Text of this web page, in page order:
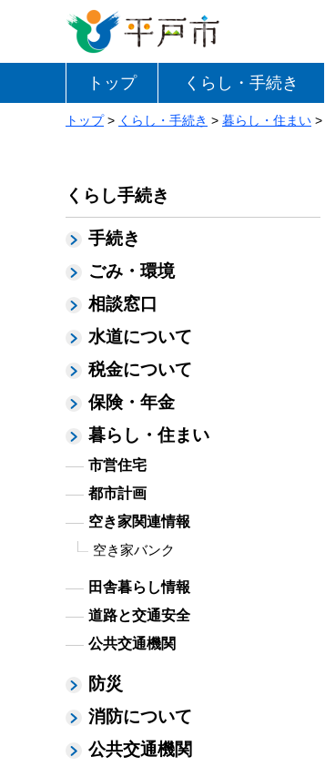
トップ くらし・手続き
トップ> くらし・手続き > 暮らし・住まい >
くらし手続き
手続き
ごみ・環境
相談窓口
水道について
税金について
保険・年金
暮らし・住まい
市営住宅
都市計画
空き家関連情報
空き家バンク
田舎暮らし情報
道路と交通安全
公共交通機関
防災
消防について
公共交通機関